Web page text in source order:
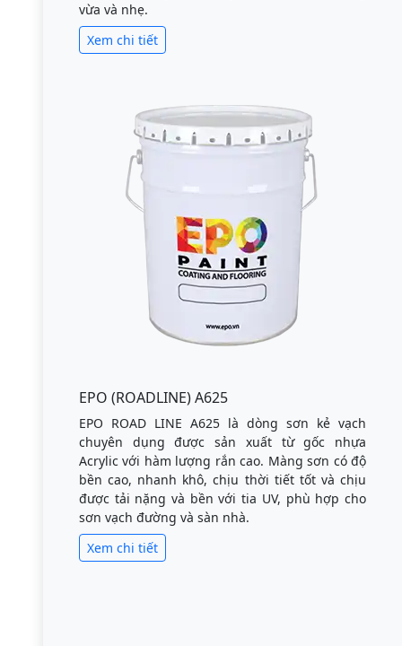
vừa và nhẹ.
Xem chi tiết
EPO (ROADLINE) A625
EPO ROAD LINE A625 là dòng sơn kẻ vạch
chuyên dụng được sản xuất từ gốc nhựa
Acrylic với hàm lượng rắn cao. Màng sơn có độ
bền cao, nhanh khô, chịu thời tiết tốt và chịu
được tải nặng và bền với tia UV, phù hợp cho
sơn vạch đường và sàn nhà.
Xem chi tiết